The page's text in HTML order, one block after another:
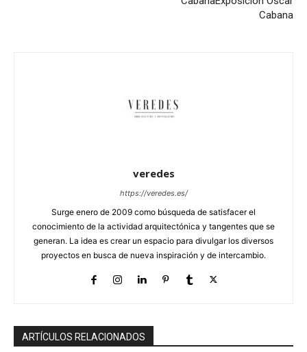
Cabana
veredes
https://veredes.es/
Surge enero de 2009 como búsqueda de satisfacer el
conocimiento de la actividad arquitectónica y tangentes que se
generan. La idea es crear un espacio para divulgar los diversos
proyectos en busca de nueva inspiración y de intercambio.
ARTÍCULOS RELACIONADOS